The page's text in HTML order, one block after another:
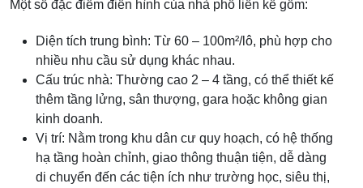
Một số đặc điểm điển hình của nhà phố liền kề gồm:
Diện tích trung bình: Từ 60 – 100m²/lô, phù hợp cho
nhiều nhu cầu sử dụng khác nhau.
Cấu trúc nhà: Thường cao 2 – 4 tầng, có thể thiết kế
thêm tầng lửng, sân thượng, gara hoặc không gian
kinh doanh.
Vị trí: Nằm trong khu dân cư quy hoạch, có hệ thống
hạ tầng hoàn chỉnh, giao thông thuận tiện, dễ dàng
di chuyển đến các tiện ích như trường học, siêu thị,